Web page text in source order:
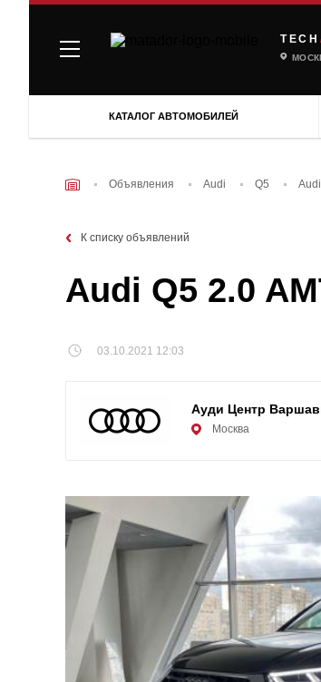
TECH
КАТАЛОГ АВТОМОБИЛЕЙ
Объявления Audi Q5
К списку объявлений
Audi Q5 2.0
03.10.2021 12:03
Ауди Центр
Москва